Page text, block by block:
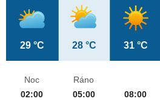
29 °C 28 °C 31 °C
Noc
02:00
Ráno
05:00
08:00